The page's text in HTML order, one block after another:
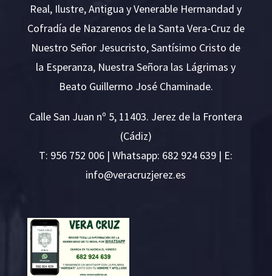
Real, Ilustre, Antigua y Venerable Hermandad y
Cofradía de Nazarenos de la Santa Vera-Cruz de
Nuestro Señor Jesucristo, Santísimo Cristo de
la Esperanza, Nuestra Señora las Lágrimas y
Beato Guillermo José Chaminade.
Calle San Juan nº 5, 11403. Jerez de la Frontera
(Cádiz)
T: 956 752 006 | Whatsapp: 682 924 639 | E:
se.ze
rejzu
rcare
v@ofn
i